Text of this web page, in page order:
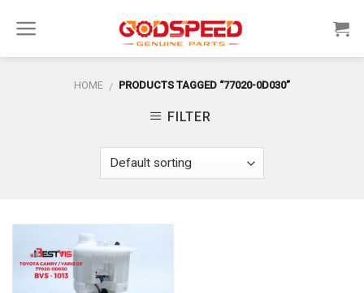
HOME / PRODUCTS TAGGED “77020-0D030”
FILTER